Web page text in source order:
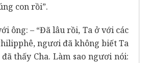
con rồi”.
ông: – “Đã lâu rồi, Ta ở với các
ngươi đã không biết Ta
thấy Cha. Làm sao ngươi nói: